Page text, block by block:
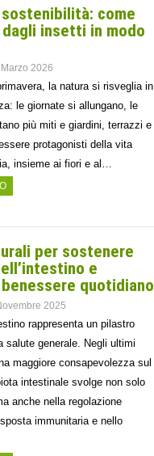
come
insetti in modo
2026
la natura si risveglia in
le giornate si allungano, le
più miti e giardini, terrazzi e
protagonisti della vita
insieme ai fiori e al…
per sostenere
e
quotidiano
2025
rappresenta un pilastro
salute generale. Negli ultimi
maggiore consapevolezza sul
intestinale svolge non solo
anche nella regolazione
immunitaria e nello